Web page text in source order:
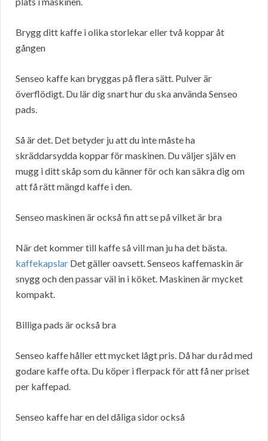
Brygg ditt kaffe i olika storlekar eller två koppar åt
gången
Senseo kaffe kan bryggas på flera sätt. Pulver är
överflödigt. Du lär dig snart hur du ska använda Senseo
pads.
Så är det. Det betyder ju att du inte måste ha
skräddarsydda koppar för maskinen. Du väljer själv en
mugg i ditt skåp som du känner för och kan säkra dig om
att få rätt mängd kaffe i den.
Senseo maskinen är också fin att se på vilket är bra
När det kommer till kaffe så vill man ju ha det bästa.
kaffekapslar Det gäller oavsett. Senseos kaffemaskin är
snygg och den passar väl in i köket. Maskinen är mycket
kompakt.
Billiga pads är också bra
Senseo kaffe håller ett mycket lågt pris. Då har du råd med
godare kaffe ofta. Du köper i flerpack för att få ner priset
per kaffepad.
Senseo kaffe har en del dåliga sidor också